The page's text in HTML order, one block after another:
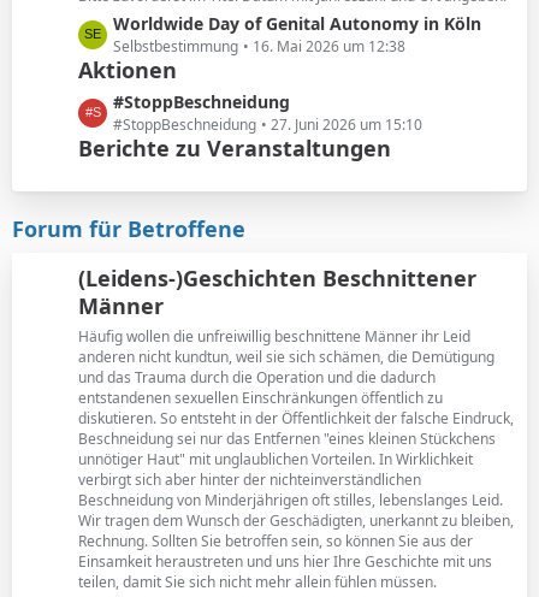
L
e
t
z
t
e
e
t
ä
g
e
Worldwide Day of Genital Autonomy in Köln
Selbstbestimmung 16. Mai 2026 um 12:38
Aktionen
L
e
t
t
e
e
i
t
r
ä
g
e
#StoppBeschneidung
#StoppBeschneidung 27. Juni 2026 um 15:10
Berichte zu Veranstaltungen
Forum für Betroffene
(Leidens-)Geschichten Beschnittener
Männer
Häufig wollen die unfreiwillig beschnittene Männer ihr Leid
anderen nicht kundtun, weil sie sich schämen, die Demütigung
und das Trauma durch die Operation und die dadurch
entstandenen sexuellen Einschränkungen öffentlich zu
diskutieren. So entsteht in der Öffentlichkeit der falsche Eindruck,
Beschneidung sei nur das Entfernen "eines kleinen Stückchens
unnötiger Haut" mit unglaublichen Vorteilen. In Wirklichkeit
verbirgt sich aber hinter der nichteinverständlichen
Beschneidung von Minderjährigen oft stilles, lebenslanges Leid.
Wir tragen dem Wunsch der Geschädigten, unerkannt zu bleiben,
Rechnung. Sollten Sie betroffen sein, so können Sie aus der
Einsamkeit heraustreten und uns hier Ihre Geschichte mit uns
teilen, damit Sie sich nicht mehr allein fühlen müssen.